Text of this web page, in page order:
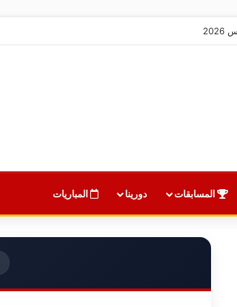
المسابقات دورينا المباريات